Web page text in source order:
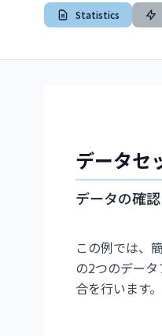
Statistics
データセ
データの確
この例では、
の2つのデー
合を行います